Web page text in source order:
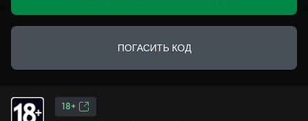
ПОГАСИТЬ КОД
18+